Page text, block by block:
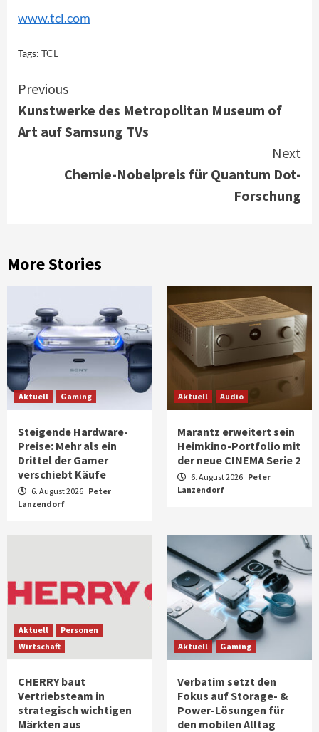
www.tcl.com
Tags: TCL
Continue
Reading
Previous
Kunstwerke des Metropolitan Museum of
Art auf Samsung TVs
Next
Chemie-Nobelpreis für Quantum Dot-
Forschung
More Stories
Aktuell Gaming
Steigende Hardware-
Preise: Mehr als ein
Drittel der Gamer
verschiebt Käufe
6. August 2026 Peter
Lanzendorf
Aktuell Audio
Marantz erweitert sein
Heimkino-Portfolio mit
der neue CINEMA Serie 2
6. August 2026 Peter
Lanzendorf
Aktuell
Personen
Wirtschaft
CHERRY baut
Vertriebsteam in
strategisch wichtigen
Märkten aus
Aktuell Gaming
Verbatim setzt den
Fokus auf Storage- &
Power-Lösungen für
den mobilen Alltag